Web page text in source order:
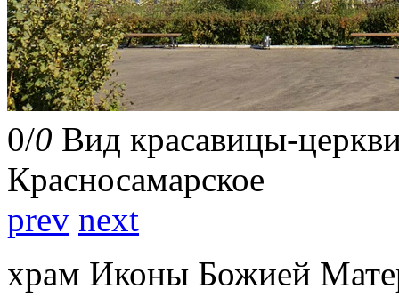
0/0 Вид красавицы-
Красносамарское
prev next
храм Иконы Божией